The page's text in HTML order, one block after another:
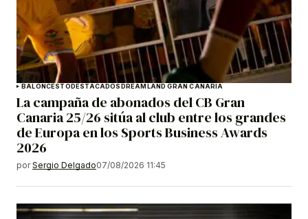
BALONCESTODESTACADOSDREAMLAND GRAN CANARIA
La campaña de abonados del CB Gran
Canaria 25/26 sitúa al club entre los grandes
de Europa en los Sports Business Awards
2026
por Sergio Delgado07/08/2026 11:45